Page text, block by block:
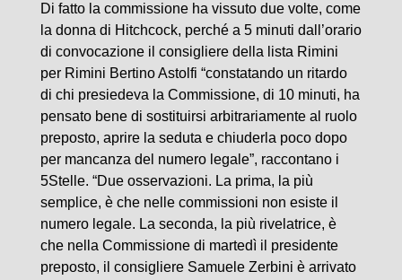
Di fatto la commissione ha vissuto due volte, come
la donna di Hitchcock, perché a 5 minuti dall’orario
di convocazione il consigliere della lista Rimini
per Rimini Bertino Astolfi “constatando un ritardo
di chi presiedeva la Commissione, di 10 minuti, ha
pensato bene di sostituirsi arbitrariamente al ruolo
preposto, aprire la seduta e chiuderla poco dopo
per mancanza del numero legale”, raccontano i
5Stelle. “Due osservazioni. La prima, la più
semplice, è che nelle commissioni non esiste il
numero legale. La seconda, la più rivelatrice, è
che nella Commissione di martedì il presidente
preposto, il consigliere Samuele Zerbini è arrivato